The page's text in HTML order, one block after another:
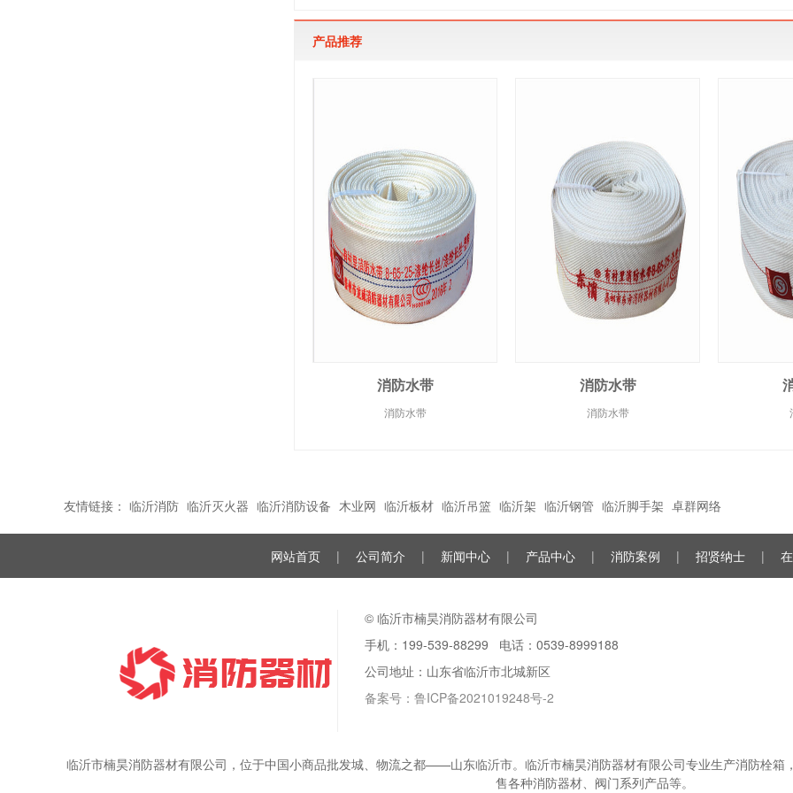
产品推荐
消防水带
消防水带
消防水带
消防水带
友情链接： 临沂消防 临沂灭火器 临沂消防设备 木业网 临沂板材 临沂吊篮 临沂架 临沂钢管 临沂脚手架 卓群网络
网站首页 | 公司简介 | 新闻中心 | 产品中心 | 消防案例 | 招贤纳士 |
© 临沂市楠昊消防器材有限公司
手机：199-539-88299 电话：0539-8999188
公司地址：山东省临沂市北城新区
备案号： 鲁ICP备2021019248号-2
临沂市楠昊消防器材有限公司，位于中国小商品批发城、物流之都——山东临沂市。临沂市楠昊消防器材有限公司专业生产消防栓箱
售各种消防器材、阀门系列产品等。